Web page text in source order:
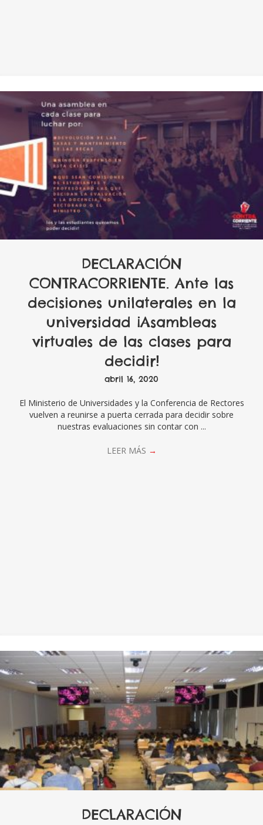
DECLARACIÓN
CONTRACORRIENTE. Ante las
decisiones unilaterales en la
universidad ¡Asambleas
virtuales de las clases para
decidir!
abril 16, 2020
El Ministerio de Universidades y la Conferencia de Rectores
vuelven a reunirse a puerta cerrada para decidir sobre
nuestras evaluaciones sin contar con ...
LEER MÁS →
DECLARACIÓN